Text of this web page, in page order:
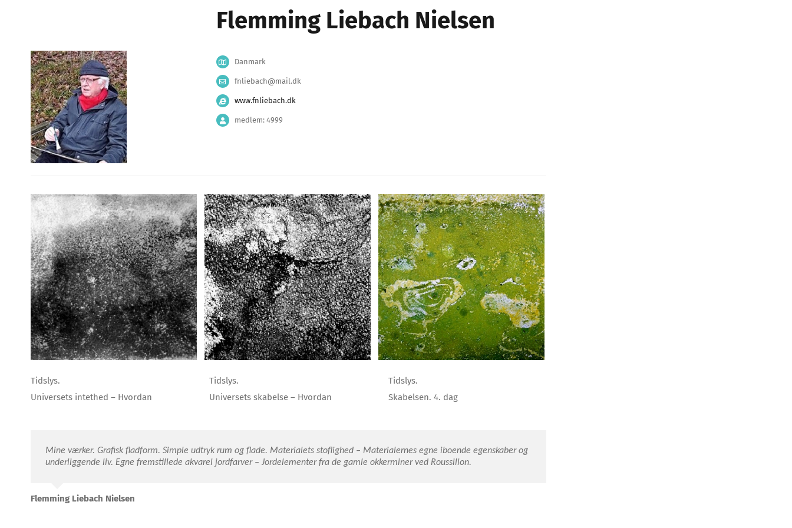
Flemming Liebach Nielsen
Danmark
fnliebach@mail.dk
www.fnliebach.dk
medlem: 4999
Tidslys.
Universets intethed – Hvordan
Tidslys.
Universets skabelse – Hvordan
Tidslys.
Skabelsen. 4. dag
Mine værker. Grafisk fladform. Simple udtryk rum og flade. Materialets stoflighed – Materialernes egne iboende egenskaber og
underliggende liv. Egne fremstillede akvarel jordfarver – Jordelementer fra de gamle okkerminer ved Roussillon.
Flemming Liebach Nielsen